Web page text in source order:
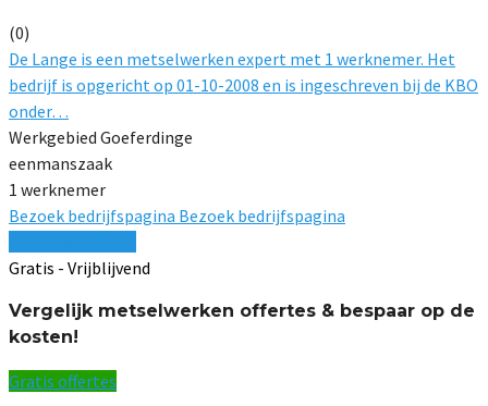
(0)
De Lange is een metselwerken expert met 1 werknemer. Het
bedrijf is opgericht op 01-10-2008 en is ingeschreven bij de KBO
onder…
Werkgebied Goeferdinge
eenmanszaak
1 werknemer
Bezoek bedrijfspagina Bezoek bedrijfspagina
Gratis - Vrijblijvend
Vergelijk metselwerken offertes & bespaar op de
kosten!
Gratis offertes